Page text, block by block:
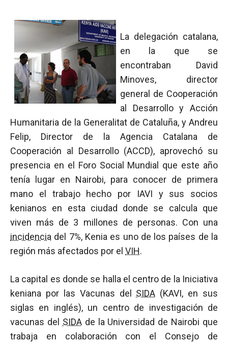
La delegación catalana,
en la que se
encontraban David
Minoves, director
general de Cooperación
al Desarrollo y Acción
Humanitaria de la Generalitat de Cataluña, y Andreu
Felip, Director de la Agencia Catalana de
Cooperación al Desarrollo (ACCD), aprovechó su
presencia en el Foro Social Mundial que este año
tenía lugar en Nairobi, para conocer de primera
mano el trabajo hecho por IAVI y sus socios
kenianos en esta ciudad donde se calcula que
viven más de 3 millones de personas. Con una
incidencia del 7%, Kenia es uno de los países de la
región más afectados por el VIH.
La capital es donde se halla el centro de la Iniciativa
keniana por las Vacunas del SIDA (KAVI, en sus
siglas en inglés), un centro de investigación de
vacunas del SIDAde la Universidad de Nairobi que
trabaja en colaboración con el Consejo de